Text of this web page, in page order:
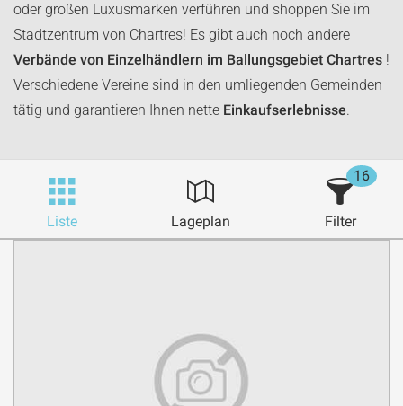
oder großen Luxusmarken verführen und shoppen Sie im
Stadtzentrum von Chartres! Es gibt auch noch andere
Verbände von Einzelhändlern im Ballungsgebiet Chartres !
Verschiedene Vereine sind in den umliegenden Gemeinden
tätig und garantieren Ihnen nette Einkaufserlebnisse.
Liste Lageplan Filter
16